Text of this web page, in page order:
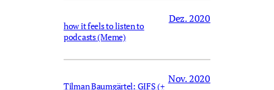
how it feels to listen to
podcasts (Meme)
Dez. 2020
Tilman Baumgärtel: GIFS (+
Nov. 2020